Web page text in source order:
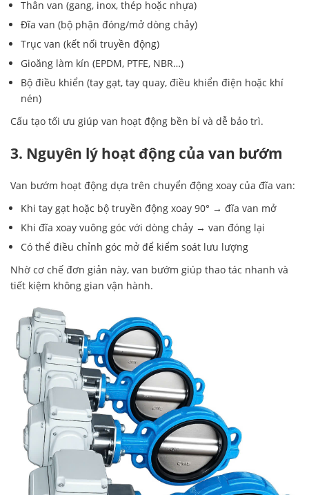
Thân van (gang, inox, thép hoặc nhựa)
Đĩa van (bộ phận đóng/mở dòng chảy)
Trục van (kết nối truyền động)
Gioăng làm kín (EPDM, PTFE, NBR…)
Bộ điều khiển (tay gạt, tay quay, điều khiển điện hoặc khí
nén)
Cấu tạo tối ưu giúp van hoạt động bền bỉ và dễ bảo trì.
3. Nguyên lý hoạt động của van bướm
Van bướm hoạt động dựa trên chuyển động xoay của đĩa van:
Khi tay gạt hoặc bộ truyền động xoay 90° → đĩa van mở
Khi đĩa xoay vuông góc với dòng chảy → van đóng lại
Có thể điều chỉnh góc mở để kiểm soát lưu lượng
Nhờ cơ chế đơn giản này, van bướm giúp thao tác nhanh và
tiết kiệm không gian vận hành.